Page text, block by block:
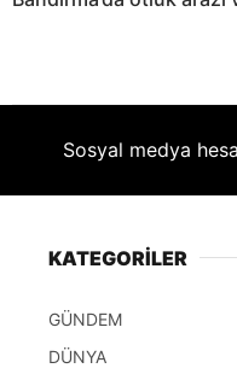
Sosyal medya
KATEGORİLER
GÜNDEM
DÜNYA